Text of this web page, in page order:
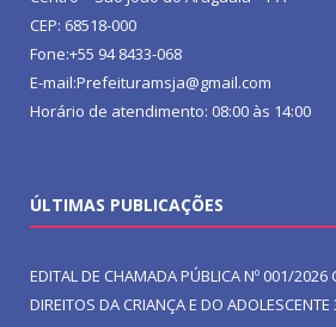
CEP: 68518-000
Fone:+55 94 8433-068
E-mail:Prefeituramsja@gmail.com
Horário de atendimento: 08:00 às 14:00
ÚLTIMAS PUBLICAÇÕES
EDITAL DE CHAMADA PÚBLICA Nº 001/2026
DIREITOS DA CRIANÇA E DO ADOLESCENTE